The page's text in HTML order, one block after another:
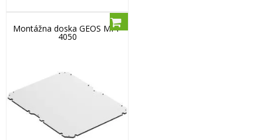
Montážna doska GEOS MPI-
4050